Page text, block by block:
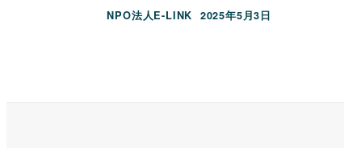
NPO法人E-LINK 2025年5月3日